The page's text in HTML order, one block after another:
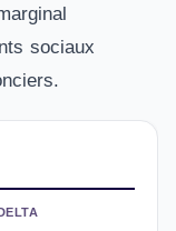
sociaux